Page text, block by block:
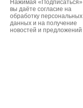
Нажимая «Подписаться»
вы даёте согласие на
обработку персональных
данных и на получение
новостей и предложений